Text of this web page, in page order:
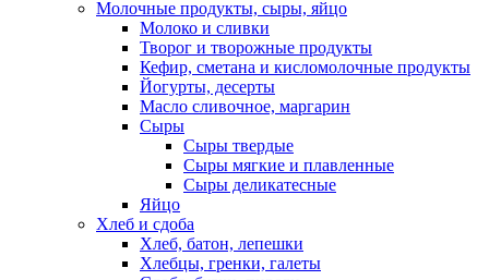
Молочные продукты, сыры, яйцо
Молоко и сливки
Творог и творожные продукты
Кефир, сметана и кисломолочные продукты
Йогурты, десерты
Масло сливочное, маргарин
Сыры
Сыры твердые
Сыры мягкие и плавленные
Сыры деликатесные
Яйцо
Хлеб и сдоба
Хлеб, батон, лепешки
Хлебцы, гренки, галеты